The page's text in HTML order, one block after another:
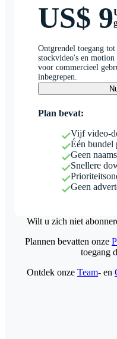
US$ 9
Ontgrendel toegang
stockvideo's en
voor commercieel
inbegrepen.
Plan bevat:
Vijf video-
Één bundel
Geen
Snellere
Geen
Wilt u zich niet
Plannen bevatten onze
toegang
Ontdek onze Team- en